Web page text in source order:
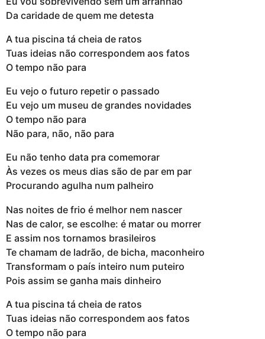
Da caridade de quem me detesta
A tua piscina tá cheia de ratos
Tuas ideias não correspondem aos fatos
O tempo não para
Eu vejo o futuro repetir o passado
Eu vejo um museu de grandes novidades
O tempo não para
Não para, não, não para
Eu não tenho data pra comemorar
Às vezes os meus dias são de par em par
Procurando agulha num palheiro
Nas noites de frio é melhor nem nascer
Nas de calor, se escolhe: é matar ou morrer
E assim nos tornamos brasileiros
Te chamam de ladrão, de bicha, maconheiro
Transformam o país inteiro num puteiro
Pois assim se ganha mais dinheiro
A tua piscina tá cheia de ratos
Tuas ideias não correspondem aos fatos
O tempo não para